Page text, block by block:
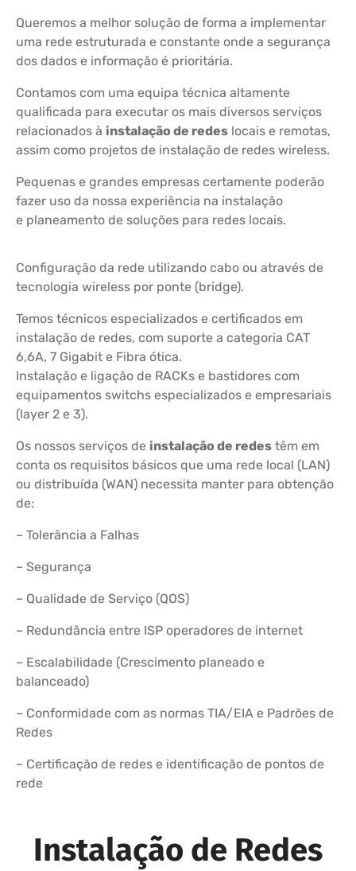
Queremos a melhor solução de forma a implementar
uma rede estruturada e constante onde a segurança
dos dados e informação é prioritária.
Contamos com uma equipa técnica altamente
qualificada para executar os mais diversos serviços
relacionados à instalação de redes locais e remotas,
assim como projetos de instalação de redes wireless.
Pequenas e grandes empresas certamente poderão
fazer uso da nossa experiência na instalação
e planeamento de soluções para redes locais.
Configuração da rede utilizando cabo ou através de
tecnologia wireless por ponte (bridge).
Temos técnicos especializados e certificados em
instalação de redes, com suporte a categoria CAT
6,6A, 7 Gigabit e Fibra ótica.
Instalação e ligação de RACKs e bastidores com
equipamentos switchs especializados e empresariais
(layer 2 e 3).
Os nossos serviços de instalação de redes têm em
conta os requisitos básicos que uma rede local (LAN)
ou distribuída (WAN) necessita manter para obtenção
de:
– Tolerância a Falhas
– Segurança
– Qualidade de Serviço (QOS)
– Redundância entre ISP operadores de internet
– Escalabilidade (Crescimento planeado e
balanceado)
– Conformidade com as normas TIA/EIA e Padrões de
Redes
– Certificação de redes e identificação de pontos de
rede
Instalação de Redes